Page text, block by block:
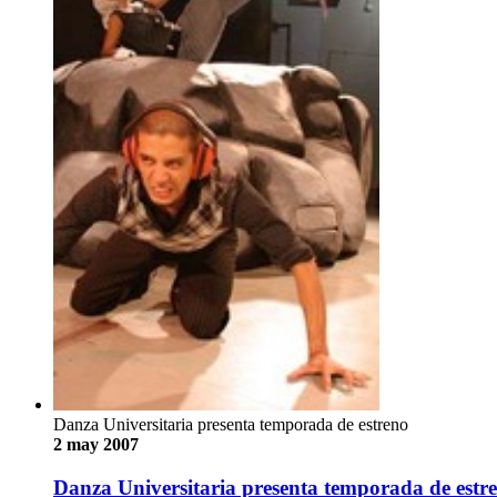
Danza Universitaria presenta temporada de estreno
2 may 2007
Danza Universitaria presenta temporada de